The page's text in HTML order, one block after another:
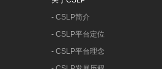
- CSLP简介
- CSLP平台定位
- CSLP平台理念